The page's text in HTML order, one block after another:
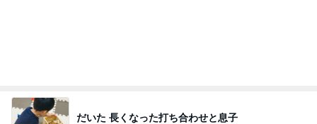
だいた 長くなった打ち合わせと息子